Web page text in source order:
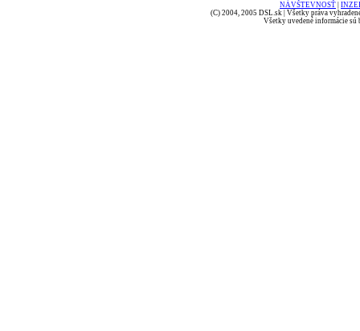
NÁVŠTEVNOSŤ
(C) 2004, 2005 DSL.sk | Všetky práva
Všetky uvedené informácie sú